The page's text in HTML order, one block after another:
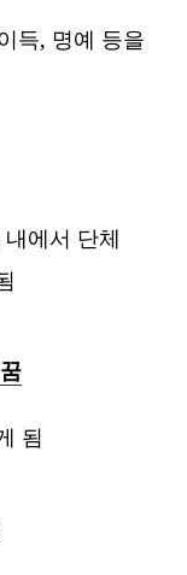
득, 명예 등을
에서 단체
됨